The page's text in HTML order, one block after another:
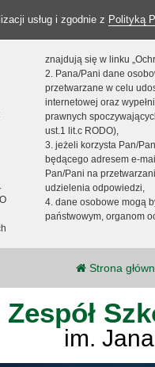
usług i zgodnie z Polityką
znajdują się w linku
2. Pana/Pani dane
przetwarzane w celu
internetowej oraz
prawnych
ust.1 lit.c RODO),
3. jeżeli korzysta Pan/
będącego adresem e-
Pan/Pani na
udzielenia odpowiedzi,
4. dane osobowe mogą
państwowym, organom
Strona
Zespół
im.